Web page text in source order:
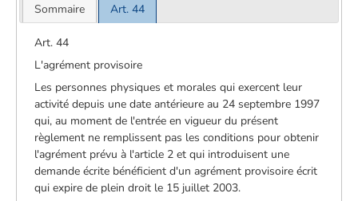
Sommaire Art. 44
Art. 44
L'agrément provisoire
Les personnes physiques et morales qui exercent leur
activité depuis une date antérieure au 24 septembre 1997
qui, au moment de l'entrée en vigueur du présent
règlement ne remplissent pas les conditions pour obtenir
l'agrément prévu à l'article 2 et qui introduisent une
demande écrite bénéficient d'un agrément provisoire écrit
qui expire de plein droit le 15 juillet 2003.